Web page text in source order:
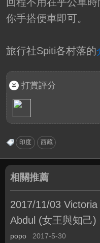
你手搭便車即可。
旅行社Spiti各村落的
打賞評分
印度 西藏
相關推薦
2017/11/03 Victoria and
Abdul (女王與知己)
popo 2017-5-30